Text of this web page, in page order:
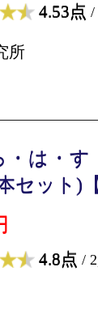
4.53点 /
所
・は・す
セット)
4.8点 /